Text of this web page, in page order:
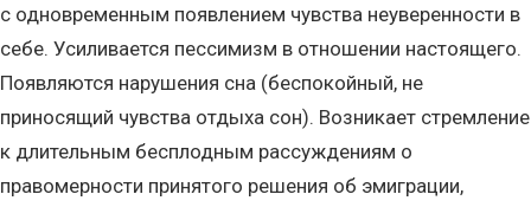
с одновременным появлением чувства неуверенности в
себе. Усиливается пессимизм в отношении настоящего.
Появляются нарушения сна (беспокойный, не
приносящий чувства отдыха сон). Возникает стремление
к длительным бесплодным рассуждениям о
правомерности принятого решения об эмиграции,